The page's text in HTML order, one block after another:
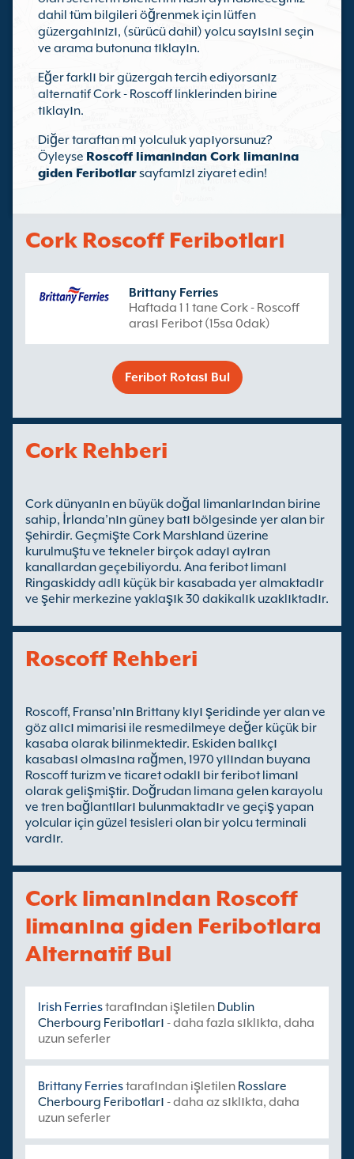
dahil tüm bilgileri öğrenmek için lütfen
güzergahınızı, (sürücü dahil) yolcu sayısını seçin
ve arama butonuna tıklayın.
Eğer farklı bir güzergah tercih ediyorsanız
alternatif Cork - Roscoff linklerinden birine
tıklayın.
Diğer taraftan mı yolculuk yapıyorsunuz?
Öyleyse Roscoff limanından Cork limanına
giden Feribotlarsayfamızı ziyaret edin!
Cork Roscoff Feribotları
Brittany Ferries
Haftada 1 1 tane Cork - Roscoff
arası Feribot (15sa 0dak)
Feribot Rotası Bul
Cork Rehberi
Cork dünyanın en büyük doğal limanlarından birine
sahip, İrlanda’nın güney batı bölgesinde yer alan bir
şehirdir. Geçmişte Cork Marshland üzerine
kurulmuştu ve tekneler birçok adayı ayıran
kanallardan geçebiliyordu. Ana feribot limanı
Ringaskiddy adlı küçük bir kasabada yer almaktadır
ve şehir merkezine yaklaşık 30 dakikalık uzaklıktadır.
Roscoff Rehberi
Roscoff, Fransa'nın Brittany kıyı şeridinde yer alan ve
göz alıcı mimarisi ile resmedilmeye değer küçük bir
kasaba olarak bilinmektedir. Eskiden balıkçı
kasabası olmasına rağmen, 1970 yılından buyana
Roscoff turizm ve ticaret odaklı bir feribot limanı
olarak gelişmiştir. Doğrudan limana gelen karayolu
ve tren bağlantıları bulunmaktadır ve geçiş yapan
yolcular için güzel tesisleri olan bir yolcu terminali
vardır.
Cork limanından Roscoff
limanına giden Feribotlara
Alternatif Bul
Irish Ferriestarafından işletilen Dublin
Cherbourg Feribotları - daha fazla sıklıkta, daha
uzun seferler
Brittany Ferriestarafından işletilen Rosslare
Cherbourg Feribotları - daha az sıklıkta, daha
uzun seferler